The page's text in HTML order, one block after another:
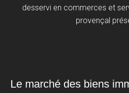
desservi en commerces et
provençal
Le marché des biens